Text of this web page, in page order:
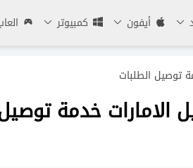
أيفون كمبيوتر
توصيل الطلبات
خدمة